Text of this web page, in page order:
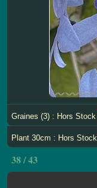
Graines (3) : Hors Stock
Plant 30cm : Hors Stock
38 / 43